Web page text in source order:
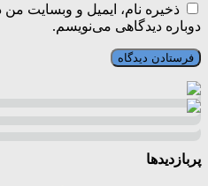
ذخیره نام، ایمیل و وبسایت
دوباره دیدگاهی می‌نویسم.
پربازدیدها